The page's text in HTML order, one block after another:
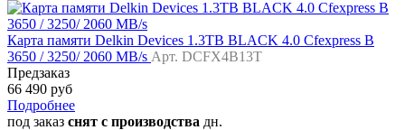
Карта памяти Delkin Devices 1.3TB BLACK 4.0 Cfexpress B
3650 / 3250/ 2060 MB/s Арт. DCFX4B13T
Предзаказ
66 490 руб
Подробнее
под заказ снят с производства дн.